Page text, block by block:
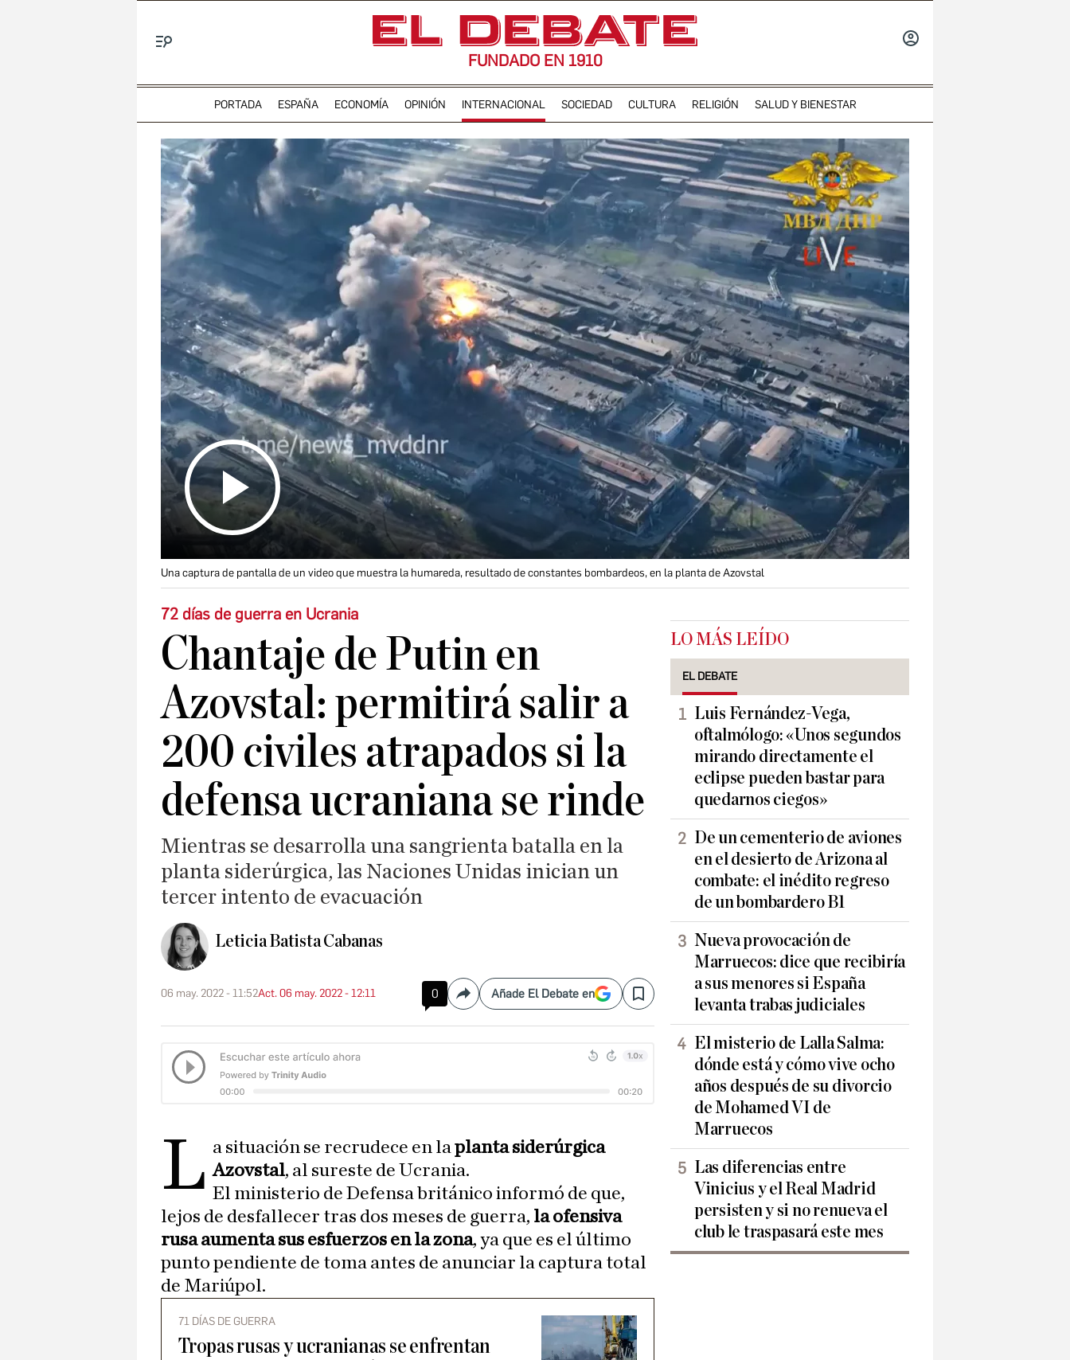
FUNDADO EN 1910
PORTADA ESPAÑA ECONOMÍA OPINIÓN INTERNACIONAL SOCIEDAD CULTURA RELIGIÓN SALUD Y BIENESTAR
Una captura de pantalla de un video que muestra la humareda, resultado de constantes bombardeos, en la planta de Azovstal
72 días de guerra en Ucrania
Chantaje de Putin en
Azovstal: permitirá salir a
200 civiles atrapados si la
defensa ucraniana se rinde
Mientras se desarrolla una sangrienta batalla en la
planta siderúrgica, las Naciones Unidas inician un
tercer intento de evacuación
Leticia Batista Cabanas
06 may. 2022 - 11:52Act. 06 may. 2022 - 12:11 0 CompartirAñade El Debate en Save
L a situación se recrudece en laplanta siderúrgica
Azovstal, al sureste de Ucrania.
El ministerio de Defensa británico informó de que,
lejos de desfallecer tras dos meses de guerra, la ofensiva
rusa aumenta sus esfuerzos en la zona, ya que es el último
punto pendiente de toma antes de anunciar la captura total
de Mariúpol.
71 DÍAS DE GUERRA
Tropas rusas y ucranianas se enfrentan
LO MÁS LEÍDO
EL DEBATE
Luis Fernández-Vega,
oftalmólogo: «Unos segundos
mirando directamente el
eclipse pueden bastar para
quedarnos ciegos»
De un cementerio de aviones
en el desierto de Arizona al
combate: el inédito regreso
de un bombardero B1
Nueva provocación de
Marruecos: dice que recibiría
a sus menores si España
levanta trabas judiciales
El misterio de Lalla Salma:
dónde está y cómo vive ocho
años después de su divorcio
de Mohamed VI de
Marruecos
Las diferencias entre
Vinicius y el Real Madrid
persisten y si no renueva el
club le traspasará este mes